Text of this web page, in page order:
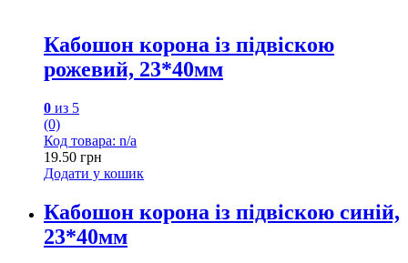
Кабошон корона із підвіскою
рожевий, 23*40мм
0 из 5
(0)
Код товара: n/a
19.50 грн
Додати у кошик
Кабошон корона із підвіскою синій,
23*40мм